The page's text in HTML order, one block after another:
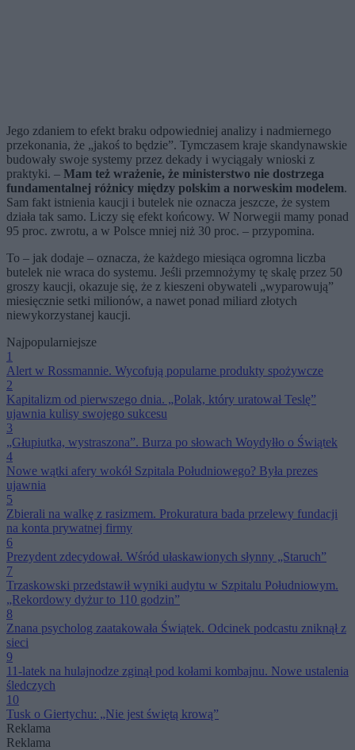
Jego zdaniem to efekt braku odpowiedniej analizy i nadmiernego
przekonania, że „jakoś to będzie”. Tymczasem kraje skandynawskie
budowały swoje systemy przez dekady i wyciągały wnioski z
praktyki. – Mam też wrażenie, że ministerstwo nie dostrzega
fundamentalnej różnicy między polskim a norweskim modelem.
Sam fakt istnienia kaucji i butelek nie oznacza jeszcze, że system
działa tak samo. Liczy się efekt końcowy. W Norwegii mamy ponad
95 proc. zwrotu, a w Polsce mniej niż 30 proc. – przypomina.
To – jak dodaje – oznacza, że każdego miesiąca ogromna liczba
butelek nie wraca do systemu. Jeśli przemnożymy tę skalę przez 50
groszy kaucji, okazuje się, że z kieszeni obywateli „wyparowują”
miesięcznie setki milionów, a nawet ponad miliard złotych
niewykorzystanej kaucji.
Najpopularniejsze
1
Alert w Rossmannie. Wycofują popularne produkty spożywcze
2
Kapitalizm od pierwszego dnia. „Polak, który uratował Teslę”
ujawnia kulisy swojego sukcesu
3
„Głupiutka, wystraszona”. Burza po słowach Woydyłło o Świątek
4
Nowe wątki afery wokół Szpitala Południowego? Była prezes
ujawnia
5
Zbierali na walkę z rasizmem. Prokuratura bada przelewy fundacji
na konta prywatnej firmy
6
Prezydent zdecydował. Wśród ułaskawionych słynny „Staruch”
7
Trzaskowski przedstawił wyniki audytu w Szpitalu Południowym.
„Rekordowy dyżur to 110 godzin”
8
Znana psycholog zaatakowała Świątek. Odcinek podcastu zniknął z
sieci
9
11-latek na hulajnodze zginął pod kołami kombajnu. Nowe ustalenia
śledczych
10
Tusk o Giertychu: „Nie jest świętą krową”
Reklama
Reklama